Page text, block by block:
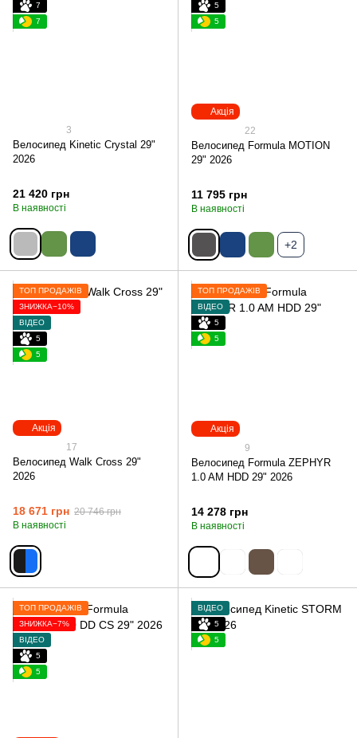
7
7
3
Велосипед Kinetic Crystal 29"
2026
21 420 грн
В наявності
Акція
5
5
22
Велосипед Formula MOTION
29" 2026
11 795 грн
В наявності
+2
Акція
ТОП ПРОДАЖІВ
ЗНИЖКА−10%
ВІДЕО
5
5
17
Велосипед Walk Cross 29"
2026
18 671 грн 20 746 грн
В наявності
Акція
ТОП ПРОДАЖІВ
ВІДЕО
5
5
9
Велосипед Formula ZEPHYR
1.0 AM HDD 29" 2026
14 278 грн
В наявності
ТОП ПРОДАЖІВ
ЗНИЖКА−7%
ВІДЕО
5
5
ВІДЕО
5
5